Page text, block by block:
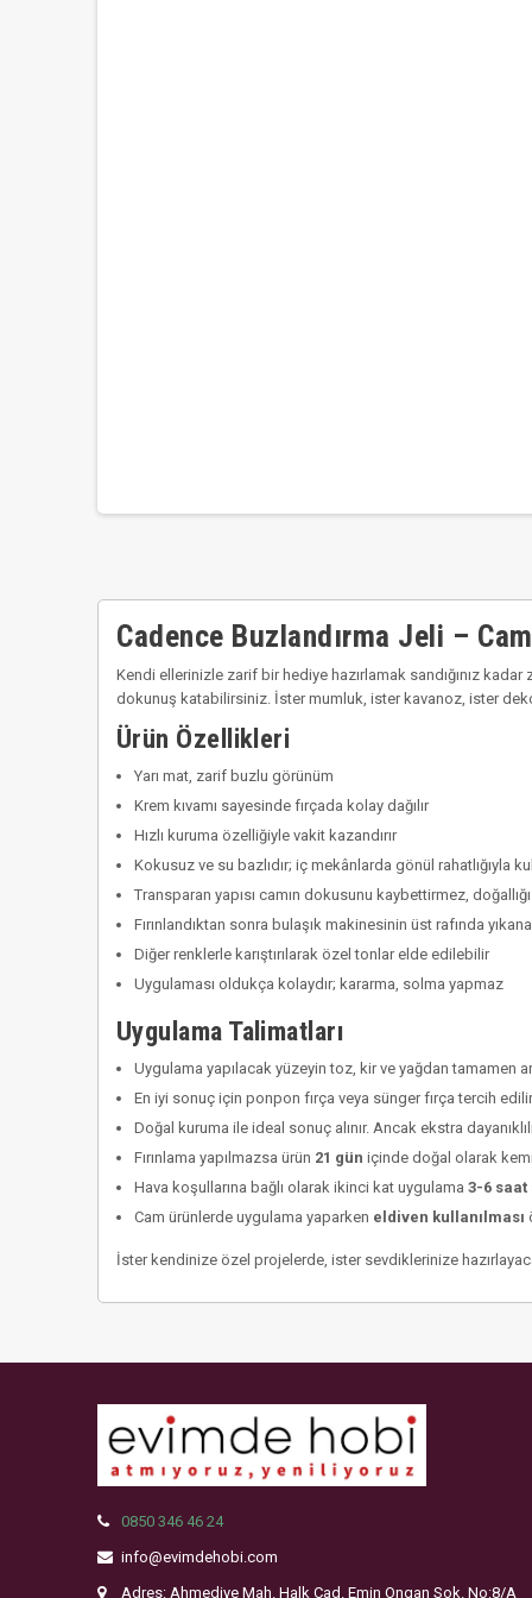
Cadence Buzlandırma Jeli –
Kendi ellerinizle zarif bir hediye hazırlamak sandığınız kadar
dokunuş katabilirsiniz. İster mumluk, ister kavanoz, ister
Ürün Özellikleri
Yarı mat, zarif buzlu görünüm
Krem kıvamı sayesinde fırçada kolay dağılır
Hızlı kuruma özelliğiyle vakit kazandırır
Kokusuz ve su bazlıdır; iç mekânlarda gönül rahatlığıyla
Transparan yapısı camın dokusunu kaybettirmez,
Fırınlandıktan sonra bulaşık makinesinin üst rafında
Diğer renklerle karıştırılarak özel tonlar elde edilebilir
Uygulaması oldukça kolaydır; kararma, solma yapmaz
Uygulama Talimatları
Uygulama yapılacak yüzeyin toz, kir ve yağdan tamamen
En iyi sonuç için ponpon fırça veya sünger fırça tercih
Doğal kuruma ile ideal sonuç alınır. Ancak ekstra
Fırınlama yapılmazsa ürün 21 gün içinde doğal olarak
Hava koşullarına bağlı olarak ikinci kat uygulama 3-6 saat
Cam ürünlerde uygulama yaparken eldiven kullanılması
İster kendinize özel projelerde, ister sevdiklerinize
0850 346 46 24
info@evimdehobi.com
Adres: Ahmediye Mah. Halk Cad. Emin Ongan Sok. No:8/A